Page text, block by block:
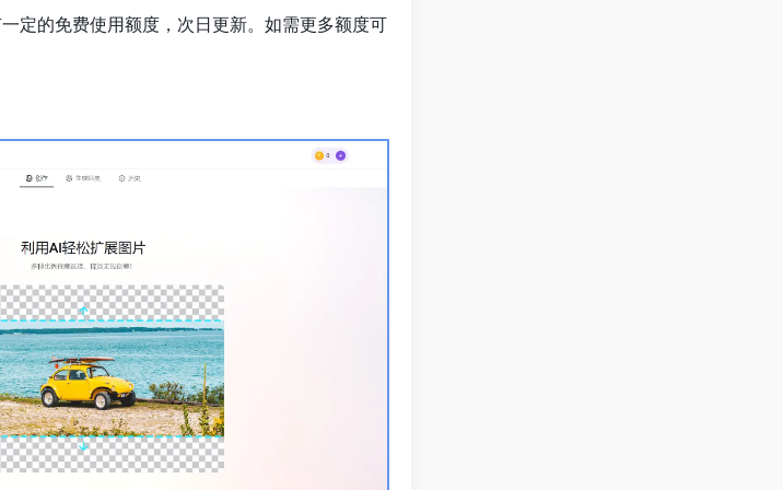
一定的免费使用额度，次日更新。如需更多额度可